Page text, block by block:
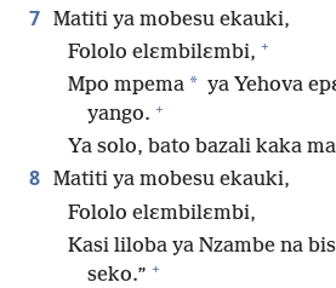
7 Matiti ya mobesu ekauki,
Fololo elɛmbilɛmbi, +
Mpo mpema * ya Yehova
yango. +
Ya solo, bato bazali kaka
8 Matiti ya mobesu ekauki,
Fololo elɛmbilɛmbi,
Kasi liloba ya Nzambe na
seko.” +